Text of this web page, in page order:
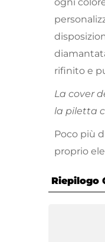
ogni
rifinito e
La cover
la piletta
Poco più
proprio
Riepilogo